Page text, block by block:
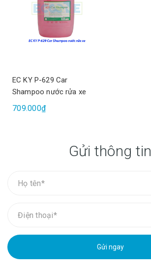
EC KY P-629 Car
Shampoo nước rửa xe
709.000₫
Gửi thông tin
Gửi ngay